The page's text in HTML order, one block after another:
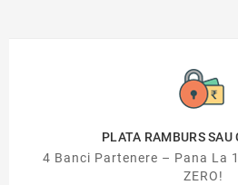
PLATA RAMBURS SAU
4 Banci Partenere – Pana La
ZERO!